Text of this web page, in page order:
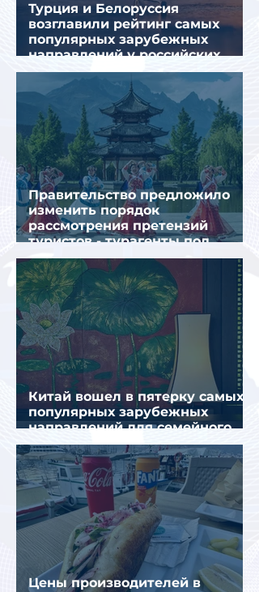
Турция и Белоруссия
возглавили рейтинг самых
популярных зарубежных
направлений у российских
туристов летом
Правительство предложило
изменить порядок
рассмотрения претензий
туристов - турагенты под
ударом!
Китай вошел в пятерку самых
популярных зарубежных
направлений для семейного
отдыха летом
Цены производителей в